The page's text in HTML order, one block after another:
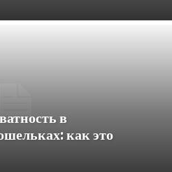
в
как это